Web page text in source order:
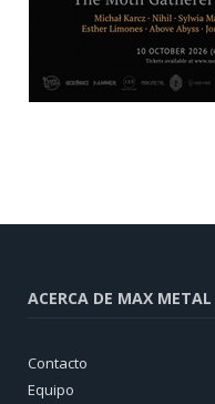
ACERCA DE MAX METAL
Contacto
Equipo